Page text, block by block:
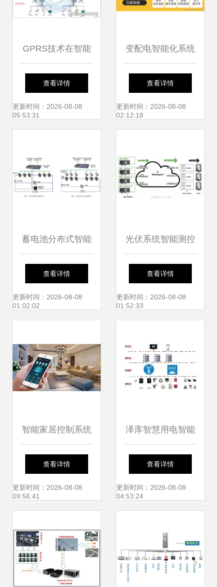
GPRS技术在智能
水产养殖水质监控
及其系统集成中的
查看详情
更新时间：2026-08-08
05:53:31
变配电智能化系统
与智能控制系统集
成 迈向高效可靠的
查看详情
更新时间：2026-08-08
02:12:18
蓄电池分布式智能
管理系统在智能控
制系统集成中的应
查看详情
更新时间：2026-08-08
01:02:02
光伏系统智能测控
方案 SINEAX系列
电能质量监测与智
查看详情
更新时间：2026-08-08
01:52:33
智能家居控制系统
设计原则与集成方
案
查看详情
更新时间：2026-08-08
09:56:41
泽库智慧用电智能
监控系统 打造安全
高效的智慧用电新
查看详情
更新时间：2026-08-08
04:53:24